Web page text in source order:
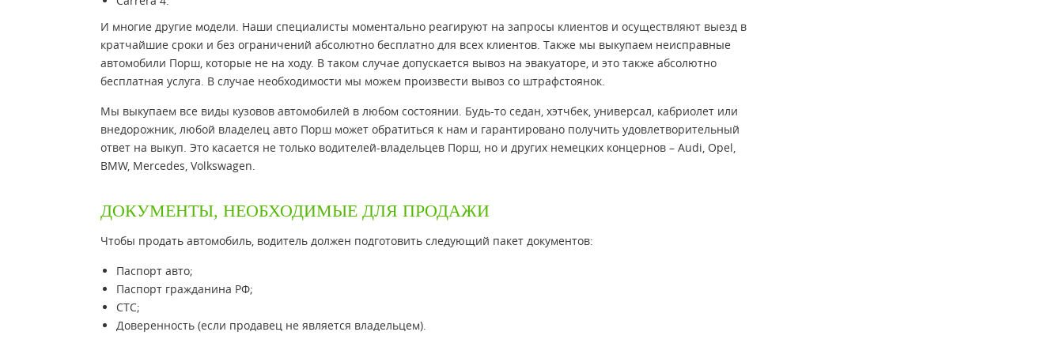
И многие другие модели. Наши специалисты моментально реагируют на запросы клиентов и осуществляют выезд в
кратчайшие сроки и без ограничений абсолютно бесплатно для всех клиентов. Также мы выкупаем неисправные
автомобили Порш, которые не на ходу. В таком случае допускается вывоз на эвакуаторе, и это также абсолютно
бесплатная услуга. В случае необходимости мы можем произвести вывоз со штрафстоянок.
Мы выкупаем все виды кузовов автомобилей в любом состоянии. Будь-то седан, хэтчбек, универсал, кабриолет или
внедорожник, любой владелец авто Порш может обратиться к нам и гарантировано получить удовлетворительный
ответ на выкуп. Это касается не только водителей-владельцев Порш, но и других немецких концернов – Audi, Opel,
BMW, Mercedes, Volkswagen.
ДОКУМЕНТЫ, НЕОБХОДИМЫЕ ДЛЯ ПРОДАЖИ
Чтобы продать автомобиль, водитель должен подготовить следующий пакет документов:
Паспорт авто;
Паспорт гражданина РФ;
СТС;
Доверенность (если продавец не является владельцем).